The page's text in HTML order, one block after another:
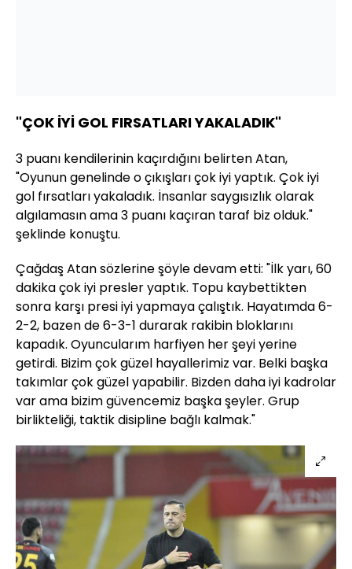
"ÇOK İYİ GOL FIRSATLARI YAKALADIK"
3 puanı kendilerinin kaçırdığını belirten Atan,
"Oyunun genelinde o çıkışları çok iyi yaptık. Çok iyi
gol fırsatları yakaladık. İnsanlar saygısızlık olarak
algılamasın ama 3 puanı kaçıran taraf biz olduk."
şeklinde konuştu.
Çağdaş Atan sözlerine şöyle devam etti: "İlk yarı, 60
dakika çok iyi presler yaptık. Topu kaybettikten
sonra karşı presi iyi yapmaya çalıştık. Hayatımda 6-
2-2, bazen de 6-3-1 durarak rakibin bloklarını
kapadık. Oyuncularım harfiyen her şeyi yerine
getirdi. Bizim çok güzel hayallerimiz var. Belki başka
takımlar çok güzel yapabilir. Bizden daha iyi kadrolar
var ama bizim güvencemiz başka şeyler. Grup
birlikteliği, taktik disipline bağlı kalmak."